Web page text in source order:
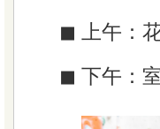
◼ 上午：
◼ 下午：